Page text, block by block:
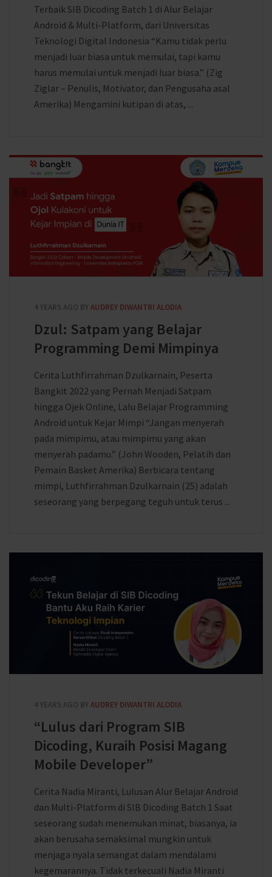
Terbaik SIB Dicoding Batch 1 di Alur Belajar
Android & Multi-Platform, dari Universitas
Teknologi Digital Indonesia “Kamu tidak perlu
menjadi luar biasa untuk memulai, tapi kamu
harus memulai untuk menjadi luar biasa.” (Zig
Ziglar – Penulis, Motivator, dan Pengusaha asal
Amerika) Mengamini kutipan di atas, ...
4 YEARS AGO BY AUDREY DIWANTRI ALODIA
Dzul: Satpam yang Belajar
Programming Demi Mimpinya
Cerita Luthfirrahman Dzulkarnain, Peserta
Bangkit 2022 yang Pernah Menjadi Satpam
hingga Ojek Online, Lalu Belajar Programming
Android untuk Kejar Mimpi “Jangan menyerah
pada mimpimu, atau mimpimu yang akan
menyerah padamu.” (John Wooden, Pelatih dan
Pemain Basket Amerika) Berbicara tentang
mimpi, Luthfirrahman Dzulkarnain (25) adalah
seseorang yang berpegang teguh untuk terus ...
4 YEARS AGO BY AUDREY DIWANTRI ALODIA
“Lulus dari Program SIB
Dicoding, Kuraih Posisi Magang
Mobile Developer”
Cerita Nadia Miranti, Lulusan Alur Belajar Android
dan Multi-Platform di SIB Dicoding Batch 1 Saat
seseorang sudah menemukan minat, biasanya, ia
akan berusaha semaksimal mungkin untuk
menjaga nyala semangat dalam mendalami
kegemarannya. Tidak terkecuali Nadia Miranti